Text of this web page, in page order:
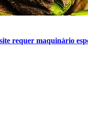
requer maquinário